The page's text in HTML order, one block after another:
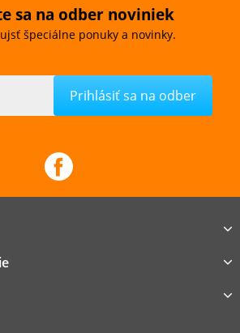
sa na odber noviniek
špeciálne ponuky a novinky.